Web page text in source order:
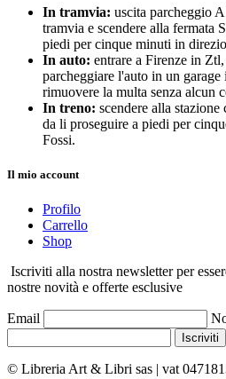
In tramvia: uscita parcheggio
tramvia e scendere alla fermata
piedi per cinque minuti in
In auto: entrare a Firenze in
parcheggiare l'auto in un
rimuovere la multa senza alcun
In treno: scendere alla
da li proseguire a piedi per
Fossi.
Il mio account
Profilo
Carrello
Shop
Iscriviti alla nostra newsletter per
nostre novità e offerte esclusive
Email
Iscriviti
© Libreria Art & Libri sas | vat